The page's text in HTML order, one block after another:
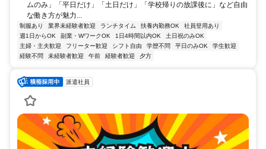
ムのみ」「平日だけ」「土日だけ」「学校帰りの放課後に」など自由
な働き方が魅力...
制服あり 業界未経験者歓迎 ランチタイム 扶養内勤務OK
社員登用あり
週1日からOK
副業・WワークOK 1日4時間以内OK
土日祝のみOK
主婦・主夫歓迎
フリーター歓迎 シフト自由 学歴不問 平日のみOK
学生歓迎
経験不問
未経験者歓迎 午前 経験者歓迎 夕方
派遣社員